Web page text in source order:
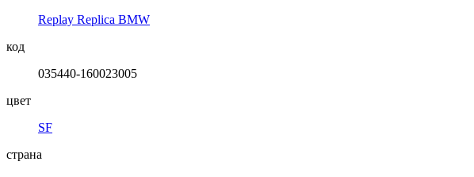
Replay Replica BMW
код
035440-160023005
цвет
SF
страна